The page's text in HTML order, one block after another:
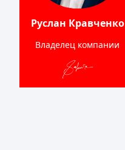
Руслан Кравченко
Владелец компании